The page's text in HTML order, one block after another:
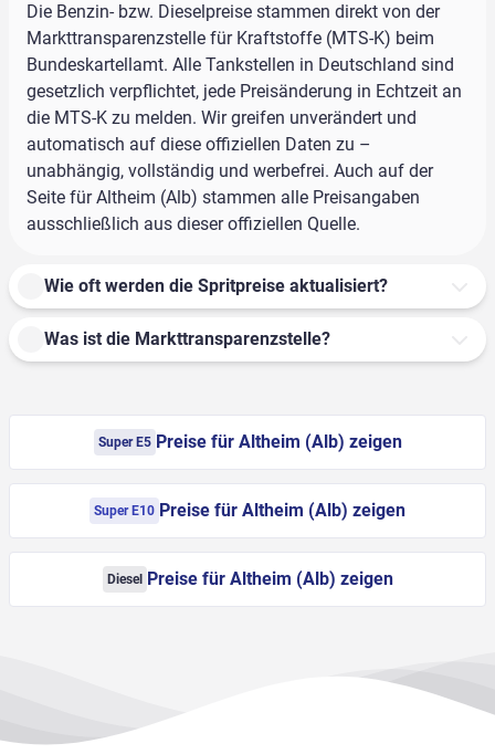
Die Benzin- bzw. Dieselpreise stammen direkt von der
Markttransparenzstelle für Kraftstoffe (MTS-K) beim
Bundeskartellamt. Alle Tankstellen in Deutschland sind
gesetzlich verpflichtet, jede Preisänderung in Echtzeit an
die MTS-K zu melden. Wir greifen unverändert und
automatisch auf diese offiziellen Daten zu –
unabhängig, vollständig und werbefrei. Auch auf der
Seite für Altheim (Alb) stammen alle Preisangaben
ausschließlich aus dieser offiziellen Quelle.
Wie oft werden die Spritpreise aktualisiert?
Was ist die Markttransparenzstelle?
Super E5 Preise für Altheim (Alb) zeigen
Super E10 Preise für Altheim (Alb) zeigen
Diesel Preise für Altheim (Alb) zeigen